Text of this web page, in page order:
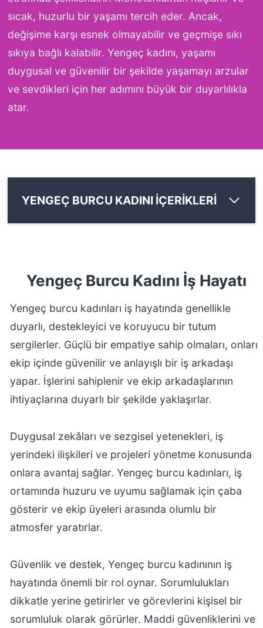
sıcak, huzurlu bir yaşamı tercih eder. Ancak,
değişime karşı esnek olmayabilir ve geçmişe sıkı
sıkıya bağlı kalabilir. Yengeç kadını, yaşamı
duygusal ve güvenilir bir şekilde yaşamayı arzular
ve sevdikleri için her adımını büyük bir duyarlılıkla
atar.
YENGEÇ BURCU KADINI İÇERİKLERİ
Yengeç Burcu Kadını İş Hayatı
Yengeç burcu kadınları iş hayatında genellikle
duyarlı, destekleyici ve koruyucu bir tutum
sergilerler. Güçlü bir empatiye sahip olmaları, onları
ekip içinde güvenilir ve anlayışlı bir iş arkadaşı
yapar. İşlerini sahiplenir ve ekip arkadaşlarının
ihtiyaçlarına duyarlı bir şekilde yaklaşırlar.
Duygusal zekâları ve sezgisel yetenekleri, iş
yerindeki ilişkileri ve projeleri yönetme konusunda
onlara avantaj sağlar. Yengeç burcu kadınları, iş
ortamında huzuru ve uyumu sağlamak için çaba
gösterir ve ekip üyeleri arasında olumlu bir
atmosfer yaratırlar.
Güvenlik ve destek, Yengeç burcu kadınının iş
hayatında önemli bir rol oynar. Sorumlulukları
dikkatle yerine getirirler ve görevlerini kişisel bir
sorumluluk olarak görürler. Maddi güvenliklerini ve